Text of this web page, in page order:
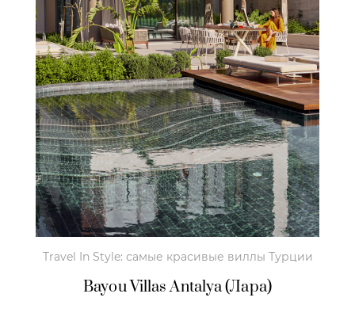
Travel In Style: самые красивые виллы Турции
Bayou Villas Antalya (Лара)